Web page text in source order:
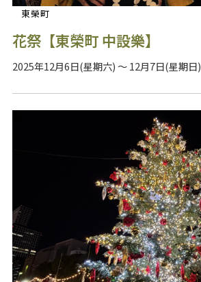
東榮町
花祭【東榮町 中設樂】
2025年12月6日(星期六) ～ 12月7日(星期日)